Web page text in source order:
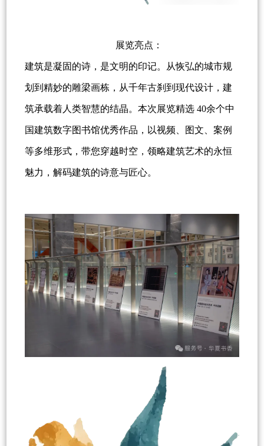
展览亮点：
建筑是凝固的诗，是文明的印记。从恢弘的城市规
划到精妙的雕梁画栋，从千年古刹到现代设计，建
筑承载着人类智慧的结晶。本次展览精选 40余个中
国建筑数字图书馆优秀作品，以视频、图文、案例
等多维形式，带您穿越时空，领略建筑艺术的永恒
魅力，解码建筑的诗意与匠心。